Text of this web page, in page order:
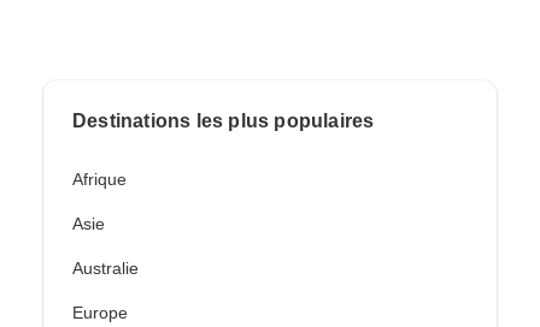
Destinations les plus populaires
Afrique
Asie
Australie
Europe